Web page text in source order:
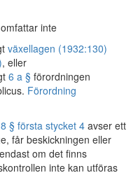
omfattar inte
växellagen (1932:130)
, eller
6 a § förordningen
Förordning
§ första stycket 4 avser ett
får beskickningen eller
om det finns
inte kan utföras